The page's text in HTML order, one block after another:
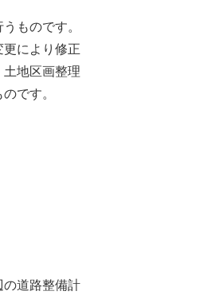
ものです。
により修正
地区画整理
です。
の道路整備計